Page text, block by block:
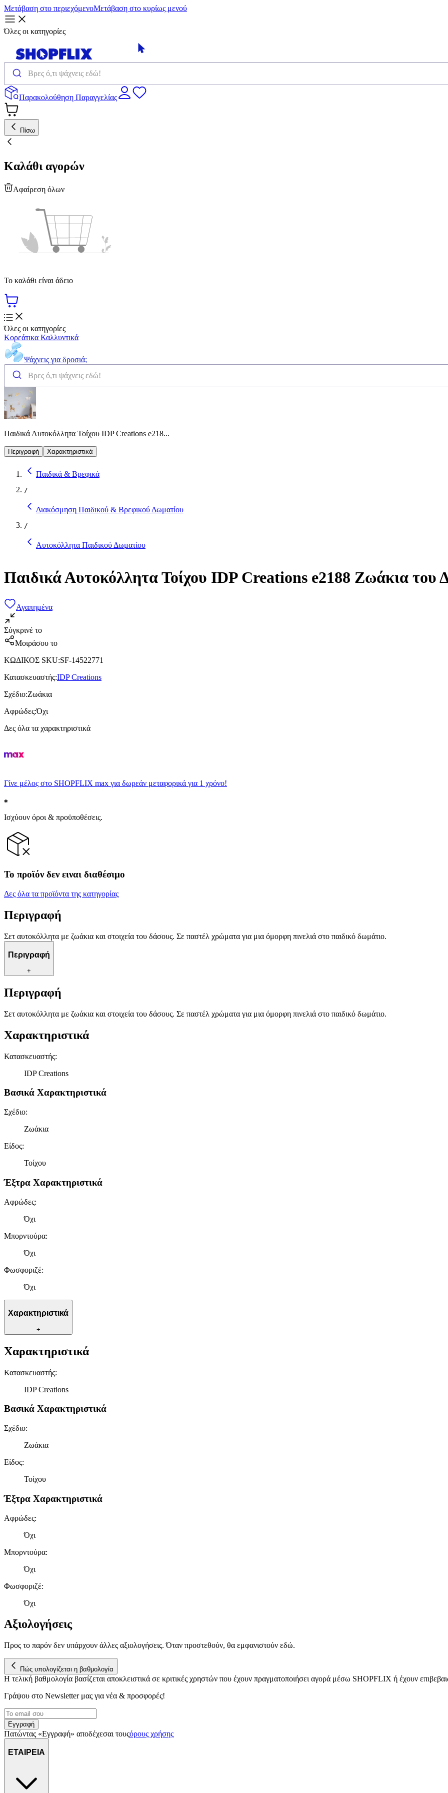
Μετάβαση στο περιεχόμενοΜετάβαση στο κυρίως μενού
Όλες οι κατηγορίες
Παρακολούθηση Παραγγελίας
Πίσω
Καλάθι αγορών
Αφαίρεση όλων
Το καλάθι είναι άδειο
Όλες οι κατηγορίες
Κορεάτικα Καλλυντικά
Ψάχνεις για δροσιά;
Παιδικά Αυτοκόλλητα Τοίχου IDP Creations e218...
Περιγραφή Χαρακτηριστικά
Παιδικά & Βρεφικά
/
Διακόσμηση Παιδικού & Βρεφικού Δωματίου
/
Αυτοκόλλητα Παιδικού Δωματίου
Παιδικά Αυτοκόλλητα Τοίχου IDP Creations e2188 Ζωάκια του
Αγαπημένα
Σύγκρινέ το
Μοιράσου το
ΚΩΔΙΚΟΣ SKU:SF-14522771
Κατασκευαστής:IDP Creations
Σχέδιο:Ζωάκια
Αφρώδες:Όχι
Δες όλα τα χαρακτηριστικά
Γίνε μέλος στο SHOPFLIX max για δωρεάν μεταφορικά για 1 χρόνο!
Ισχύουν όροι & προϋποθέσεις.
Το προϊόν δεν ειναι διαθέσιμο
Δες όλα τα προϊόντα της κατηγορίας
Περιγραφή
Σετ αυτοκόλλητα με ζωάκια και στοιχεία του δάσους. Σε παστέλ χρώματα για μια όμορφη πινελιά στο παιδικό δωμάτιο.
Περιγραφή
+
Περιγραφή
Σετ αυτοκόλλητα με ζωάκια και στοιχεία του δάσους. Σε παστέλ χρώματα για μια όμορφη πινελιά στο παιδικό δωμάτιο.
Χαρακτηριστικά
Κατασκευαστής:
IDP Creations
Βασικά Χαρακτηριστικά
Σχέδιο:
Ζωάκια
Είδος:
Τοίχου
Έξτρα Χαρακτηριστικά
Αφρώδες:
Όχι
Μπορντούρα:
Όχι
Φωσφοριζέ:
Όχι
Χαρακτηριστικά
+
Χαρακτηριστικά
Κατασκευαστής:
IDP Creations
Βασικά Χαρακτηριστικά
Σχέδιο:
Ζωάκια
Είδος:
Τοίχου
Έξτρα Χαρακτηριστικά
Αφρώδες:
Όχι
Μπορντούρα:
Όχι
Φωσφοριζέ:
Όχι
Αξιολογήσεις
Προς το παρόν δεν υπάρχουν άλλες αξιολογήσεις. Όταν προστεθούν, θα εμφανιστούν εδώ.
Πώς υπολογίζεται η βαθμολογία
Η τελική βαθμολογία βασίζεται αποκλειστικά σε κριτικές χρηστών που έχουν πραγματοποιήσει αγορά μέσω SHOPFLIX ή έχουν
Γράψου στο Νewsletter μας για νέα & προσφορές!
Εγγραφή
Πατώντας «Εγγραφή» αποδέχεσαι τουςόρους χρήσης
ΕΤΑΙΡΕΙΑ